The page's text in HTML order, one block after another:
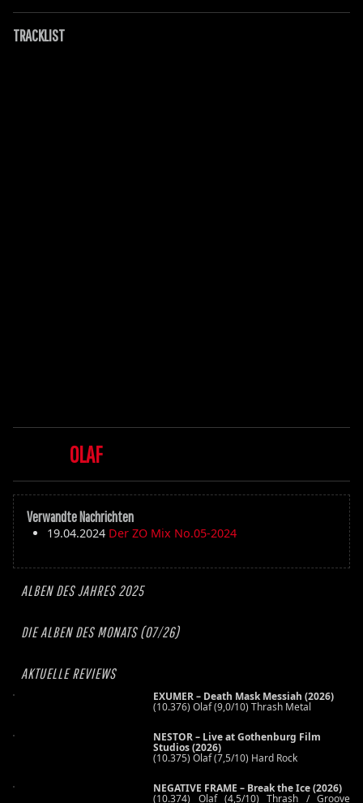
ALBEN DES JAHRES 2025
DIE ALBEN DES MONATS (07/26)
AKTUELLE REVIEWS
EXUMER – Death Mask Messiah (2026)
(10.376) Olaf (9,0/10) Thrash Metal
NESTOR – Live at Gothenburg Film
Studios (2026)
(10.375) Olaf (7,5/10) Hard Rock
NEGATIVE FRAME – Break the Ice (2026)
(10.374) Olaf (4,5/10) Thrash / Groove
TRACKLIST
OLAF
Verwandte Nachrichten
19.04.2024 Der ZO Mix No.05-2024